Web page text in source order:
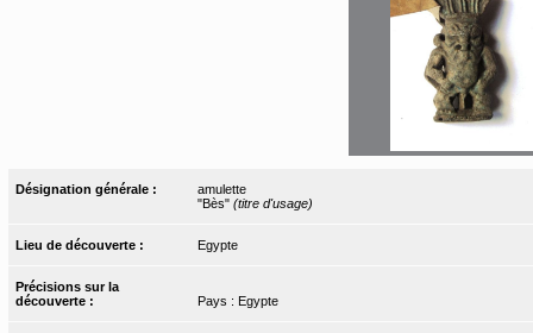
Désignation générale :
amulette
"Bès" (titre d'usage)
Lieu de découverte : Egypte
Précisions sur la
découverte :
Pays : Egypte